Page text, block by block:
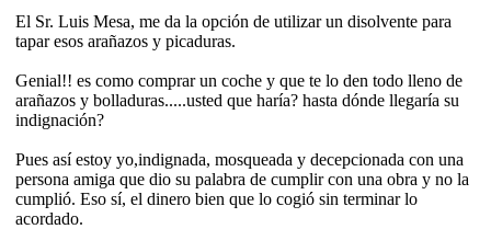
El Sr. Luis Mesa, me da la opción de utilizar un disolvente para
tapar esos arañazos y picaduras.
Genial!! es como comprar un coche y que te lo den todo lleno de
arañazos y bolladuras.....usted que haría? hasta dónde llegaría su
indignación?
Pues así estoy yo,indignada, mosqueada y decepcionada con una
persona amiga que dio su palabra de cumplir con una obra y no la
cumplió. Eso sí, el dinero bien que lo cogió sin terminar lo
acordado.